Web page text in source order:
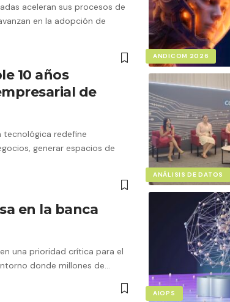
ANDICOM 2026
aceleran sus procesos de
en la adopción de
ANÁLISIS DE DATOS
10 años
de
tecnológica redefine
generar espacios de
AIOPS
en la banca
una prioridad crítica para el
donde millones de…